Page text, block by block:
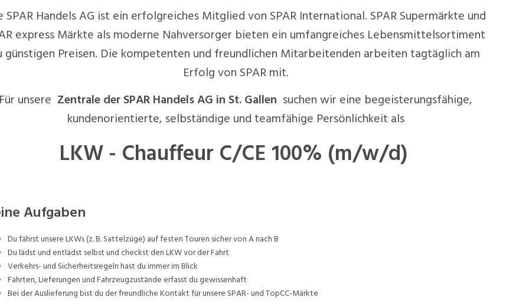
SPAR Handels AG ist ein erfolgreiches Mitglied von SPAR International. SPAR Supermärkte und
express Märkte als moderne Nahversorger bieten ein umfangreiches Lebensmittelsortiment
günstigen Preisen. Die kompetenten und freundlichen Mitarbeitenden arbeiten tagtäglich am
Erfolg von SPAR mit.
Für unsere Zentrale der SPAR Handels AG in St. Gallen suchen wir eine begeisterungsfähige,
kundenorientierte, selbständige und teamfähige Persönlichkeit als
LKW - Chauffeur C/CE 100% (m/w/d)
Aufgaben
Du fährst unsere LKWs (z. B. Sattelzüge) auf festen Touren sicher von A nach B
Du lädst und entlädst selbst und checkst den LKW vor der Fahrt
Verkehrs- und Sicherheitsregeln hast du immer im Blick
Fahrten, Lieferungen und Fahrzeugzustände erfasst du gewissenhaft
Bei der Auslieferung bist du der freundliche Kontakt für unsere SPAR- und TopCC-Märkte